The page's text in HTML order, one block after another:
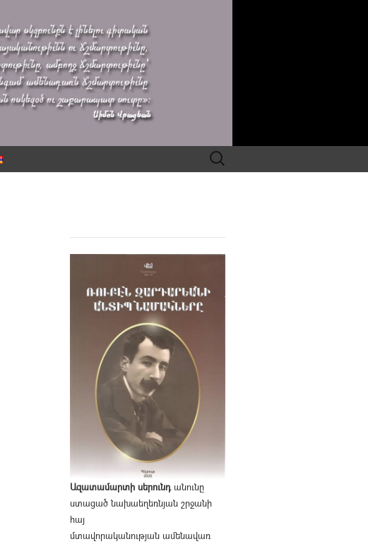
Search
for:
Ազատամարտի սերունդանունը
ստացած նախաեղեռնյան շրջանի
հայ
մտավորականության ամենավառ